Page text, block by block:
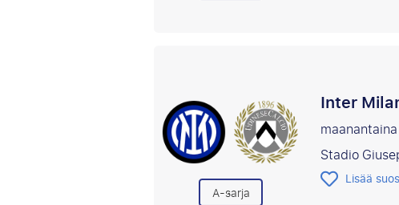
A-sarja
Inter
Stadio
Lisää